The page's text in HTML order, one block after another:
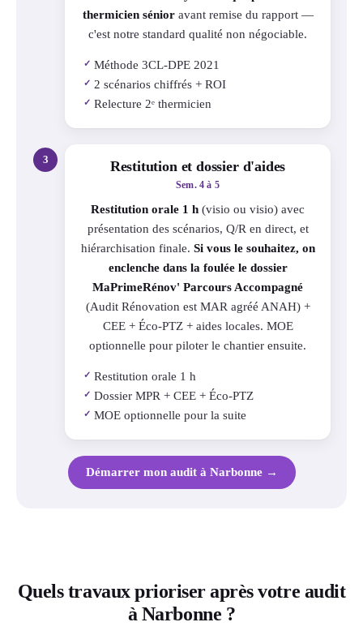
thermicien sénioravant remise du rapport —
c'est notre standard qualité non négociable.
✓ Méthode 3CL-DPE 2021
✓ 2 scénarios chiffrés + ROI
✓ Relecture 2ᵉ thermicien
3 Restitution et dossier d'aides
Sem. 4 à 5
Restitution orale 1 h (visio ou visio) avec
présentation des scénarios, Q/R en direct, et
hiérarchisation finale. Si vous le souhaitez, on
enclenche dans la foulée le dossier
MaPrimeRénov' Parcours Accompagné
(Audit Rénovation est MAR agréé ANAH) +
CEE + Éco-PTZ + aides locales. MOE
optionnelle pour piloter le chantier ensuite.
✓ Restitution orale 1 h
✓ Dossier MPR + CEE + Éco-PTZ
✓ MOE optionnelle pour la suite
Démarrer mon audit à Narbonne →
Quels travaux prioriser après votre audit
à Narbonne ?